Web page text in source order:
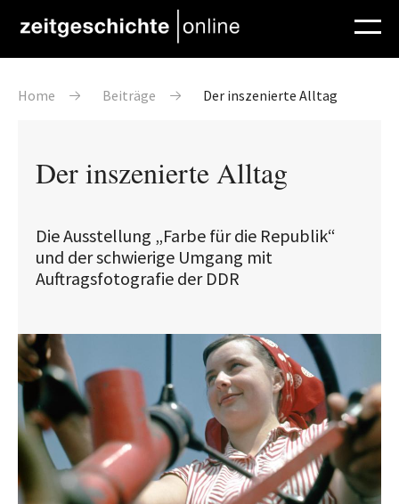
Pfadnavigation
Home Beiträge Der inszenierte Alltag
Der inszenierte Alltag
Die Ausstellung „Farbe für die Republik“
und der schwierige Umgang mit
Auftragsfotografie der DDR